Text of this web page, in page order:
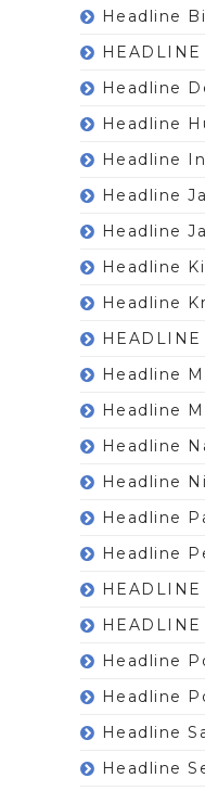
Headline
HEADLINE
Headline
Headline
Headline
Headline
Headline
Headline
Headline
Headline
Headline
Headline
Headline
Headline
Headline
Headline
Headline
Headline
Headline